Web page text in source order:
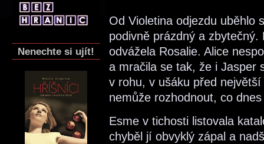
Nenechte si ujít!
Od Violetina odjezdu uběhlo
podivně prázdný a
odvážela Rosalie. Alice
a mračila se tak, že i Jasper
v rohu, v ušáku před
nemůže rozhodnout, co
Esme v tichosti listovala
chyběl jí obvyklý zápal a